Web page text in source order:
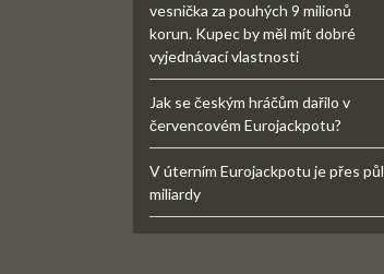
vesnička za pouhých 9 milionů
korun. Kupec by měl mít dobré
vyjednávací vlastnosti
Jak se českým hráčům dařilo v
červencovém Eurojackpotu?
V úterním Eurojackpotu je přes půl
miliardy